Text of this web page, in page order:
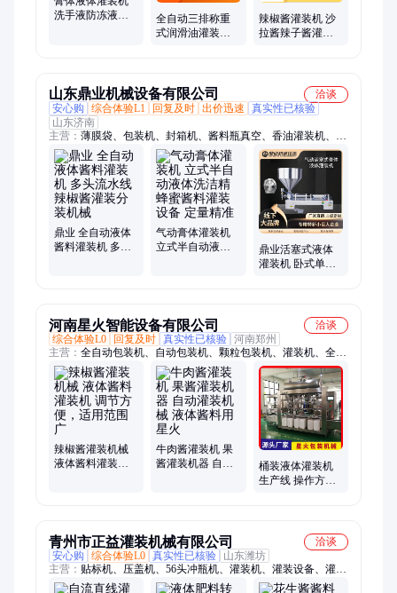
洗手液防冻液玻
全自动三排称重
式润滑油灌装机
辣椒酱灌装机 沙
拉酱辣子酱灌装
山东鼎业机械设备有限公司
洽谈
安心购
综合体验L1 回复及时 出价迅速
真实性已核验
山东济南
主营： 薄膜袋、包装机、封箱机、酱料瓶真空、香油灌装机、肥
料灌装机、香菇灌装机、磁力泵灌装机、流水线灌装机、色拉油
灌装机、分装设备、粮食颗粒、pe袋封口机、纸箱封口机、真空
封口机、大米分装机、充气封口机、大米袋封口机、手提袋封口
机、易拉罐封口机、左右驱动封箱、塑料瓶拧盖机、塑料袋封口
机、复合袋封口机
鼎业 全自动液体
酱料灌装机 多头
气动膏体灌装机
立式半自动液体
鼎业活塞式液体
灌装机 卧式单头
河南星火智能设备有限公司
洽谈
综合体验L0
回复及时 真实性已核验 河南郑州
主营： 全自动包装机、自动包装机、颗粒包装机、灌装机、全自
动灌装机、灌装生产线、辣椒酱灌装机、酱料灌装机、液体灌装
机、易拉罐灌装机、口服液灌装机、玻璃瓶灌装机、称重式灌装
机、粉剂包装机、给袋式包装机、火锅底料包装机
辣椒酱灌装机械
液体酱料灌装机
牛肉酱灌装机 果
酱灌装机器 自动
桶装液体灌装机
生产线 操作方便
青州市正益灌装机械有限公司
洽谈
安心购
综合体验L0 真实性已核验
山东潍坊
主营： 贴标机、压盖机、56头冲瓶机、灌装机、灌装设备、灌装
封口机、蒸汽收缩机、风刀吹干机、酒水打塞机、圆盘冲瓶机、